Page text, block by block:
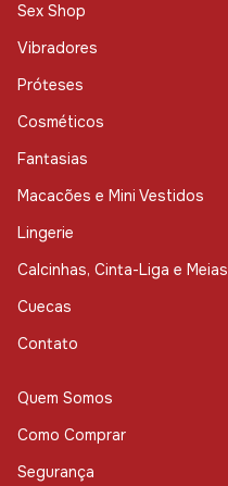
Sex Shop
Vibradores
Próteses
Cosméticos
Fantasias
Macacões e Mini Vestidos
Lingerie
Calcinhas, Cinta-Liga e Meias
Cuecas
Contato
Quem Somos
Como Comprar
Segurança